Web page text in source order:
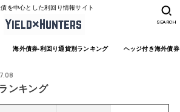
を中心とした利回り情報サイト
海外債券-利回り通貨別ランキング ヘッジ付き海外債
SEARCH
ンキング